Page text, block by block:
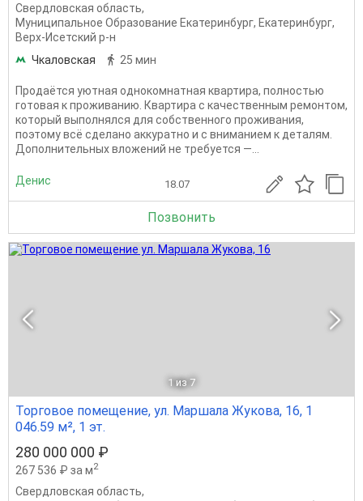
Свердловская область,
Муниципальное Образование Екатеринбург, Екатеринбург,
Верх-Исетский р-н
Чкаловская
25 мин
Продаётся уютная однокомнатная квартира, полностью
готовая к проживанию. Квартира с качественным ремонтом,
который выполнялся для собственного проживания,
поэтому всё сделано аккуратно и с вниманием к деталям.
Дополнительных вложений не требуется —...
Денис 18.07
Позвонить
1 из 7
Торговое помещение, ул. Маршала Жукова, 16, 1
046.59 м², 1 эт.
280 000 000 ₽
267 536 ₽ за м2
Свердловская область,